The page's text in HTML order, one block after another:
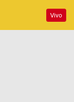
Vivo